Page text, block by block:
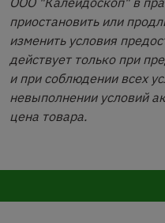
приостановить или
изменить условия
действует только при
и при соблюдении всех
невыполнении условий
цена товара.